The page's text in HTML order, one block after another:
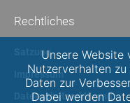
Rechtliches
Satzung
Impressum
Datenschutzerklärung
Unsere Website
Nutzerverhalten
Daten zur
Dabei werden